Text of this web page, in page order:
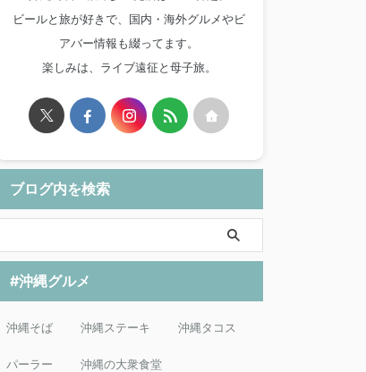
ビールと旅が好きで、国内・海外グルメやビ
アバー情報も綴ってます。
楽しみは、ライブ遠征と母子旅。
ブログ内を検索
#沖縄グルメ
沖縄そば 沖縄ステーキ 沖縄タコス
パーラー 沖縄の大衆食堂